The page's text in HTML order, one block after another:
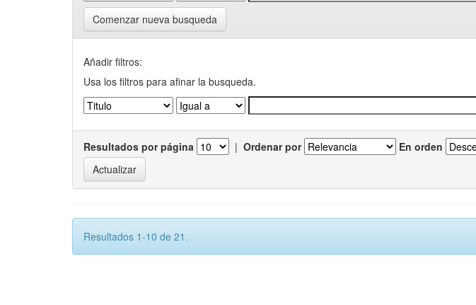
Comenzar nueva busqueda
Añadir filtros:
Usa los filtros para afinar la busqueda.
Resultados por página | Ordenar por En orden
Resultados 1-10 de 21.